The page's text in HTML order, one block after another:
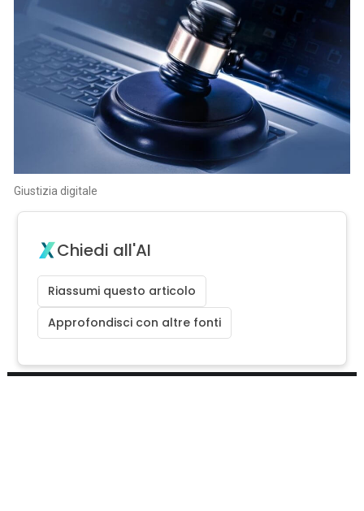
Giustizia digitale
Chiedi all'AI
Riassumi questo articolo
Approfondisci con altre fonti